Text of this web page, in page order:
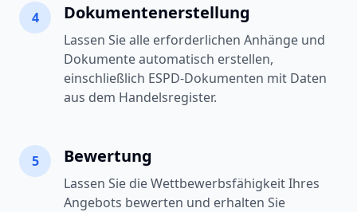
4 Dokumentenerstellung
Lassen Sie alle erforderlichen Anhänge und
Dokumente automatisch erstellen,
einschließlich ESPD-Dokumenten mit Daten
aus dem Handelsregister.
5 Bewertung
Lassen Sie die Wettbewerbsfähigkeit Ihres
Angebots bewerten und erhalten Sie